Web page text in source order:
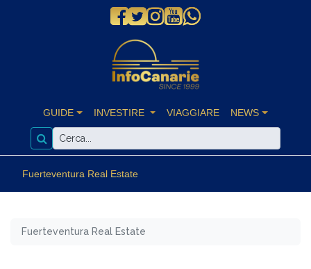
GUIDE INVESTIRE VIAGGIARE NEWS
Fuerteventura Real Estate
Fuerteventura Real Estate